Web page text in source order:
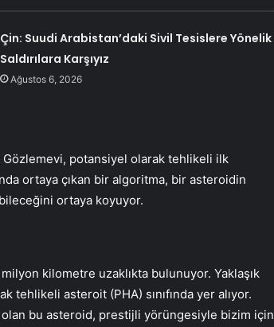
Çin: Suudi Arabistan’daki Sivil Tesislere Yönelik
Saldırılara Karşıyız
Ağustos 6, 2026
potansiyel olarak tehlikeli ilk
ortaya çıkan bir algoritma, bir asteroidin
ortaya koyuyor.
kilometre uzaklıkta bulunuyor. Yaklaşık
asteroit (PHA) sınıfında yer alıyor.
olan bu asteroid, prestijli yörüngesiyle bizim için